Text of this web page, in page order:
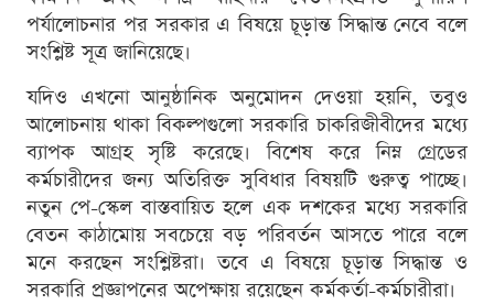
পর্যালোচনার পর সরকার এ বিষয়ে চূড়ান্ত সিদ্ধান্ত নেবে বলে
সংশ্লিষ্ট সূত্র জানিয়েছে।
যদিও এখনো আনুষ্ঠানিক অনুমোদন দেওয়া হয়নি, তবুও
আলোচনায় থাকা বিকল্পগুলো সরকারি চাকরিজীবীদের মধ্যে
ব্যাপক আগ্রহ সৃষ্টি করেছে। বিশেষ করে নিম্ন গ্রেডের
কর্মচারীদের জন্য অতিরিক্ত সুবিধার বিষয়টি গুরুত্ব পাচ্ছে।
নতুন পে-স্কেল বাস্তবায়িত হলে এক দশকের মধ্যে সরকারি
বেতন কাঠামোয় সবচেয়ে বড় পরিবর্তন আসতে পারে বলে
মনে করছেন সংশ্লিষ্টরা। তবে এ বিষয়ে চূড়ান্ত সিদ্ধান্ত ও
সরকারি প্রজ্ঞাপনের অপেক্ষায় রয়েছেন কর্মকর্তা-কর্মচারীরা।